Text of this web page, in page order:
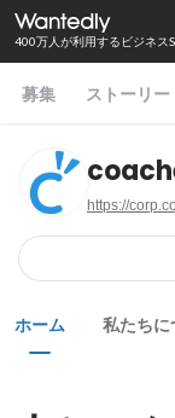
400万人が利用するビジネス
募集 ストーリー
https://
ホーム 私たちに